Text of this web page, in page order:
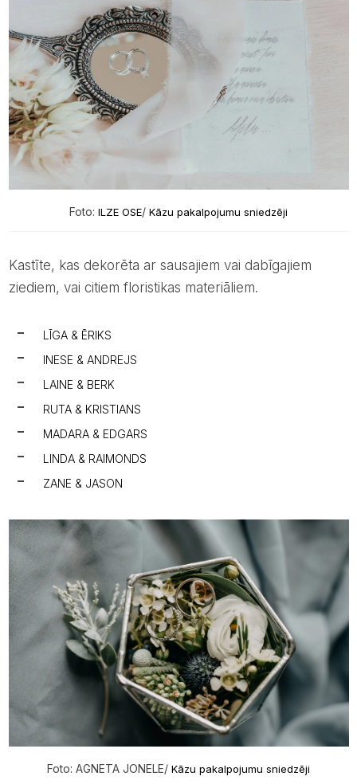
Foto: ILZE OSE/ Kāzu pakalpojumu sniedzēji
Kastīte, kas dekorēta ar sausajiem vai dabīgajiem
ziediem, vai citiem floristikas materiāliem.
LĪGA & ĒRIKS
INESE & ANDREJS
LAINE & BERK
RUTA & KRISTIANS
MADARA & EDGARS
LINDA & RAIMONDS
ZANE & JASON
Foto: AGNETA JONELE/ Kāzu pakalpojumu sniedzēji